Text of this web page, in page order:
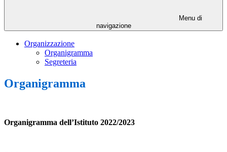
Menu di
navigazione
Organizzazione
Organigramma
Segreteria
Organigramma
Organigramma dell’Istituto 2022/2023